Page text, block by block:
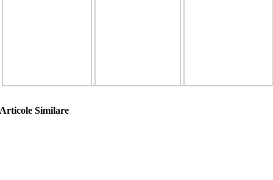
Articole Similare